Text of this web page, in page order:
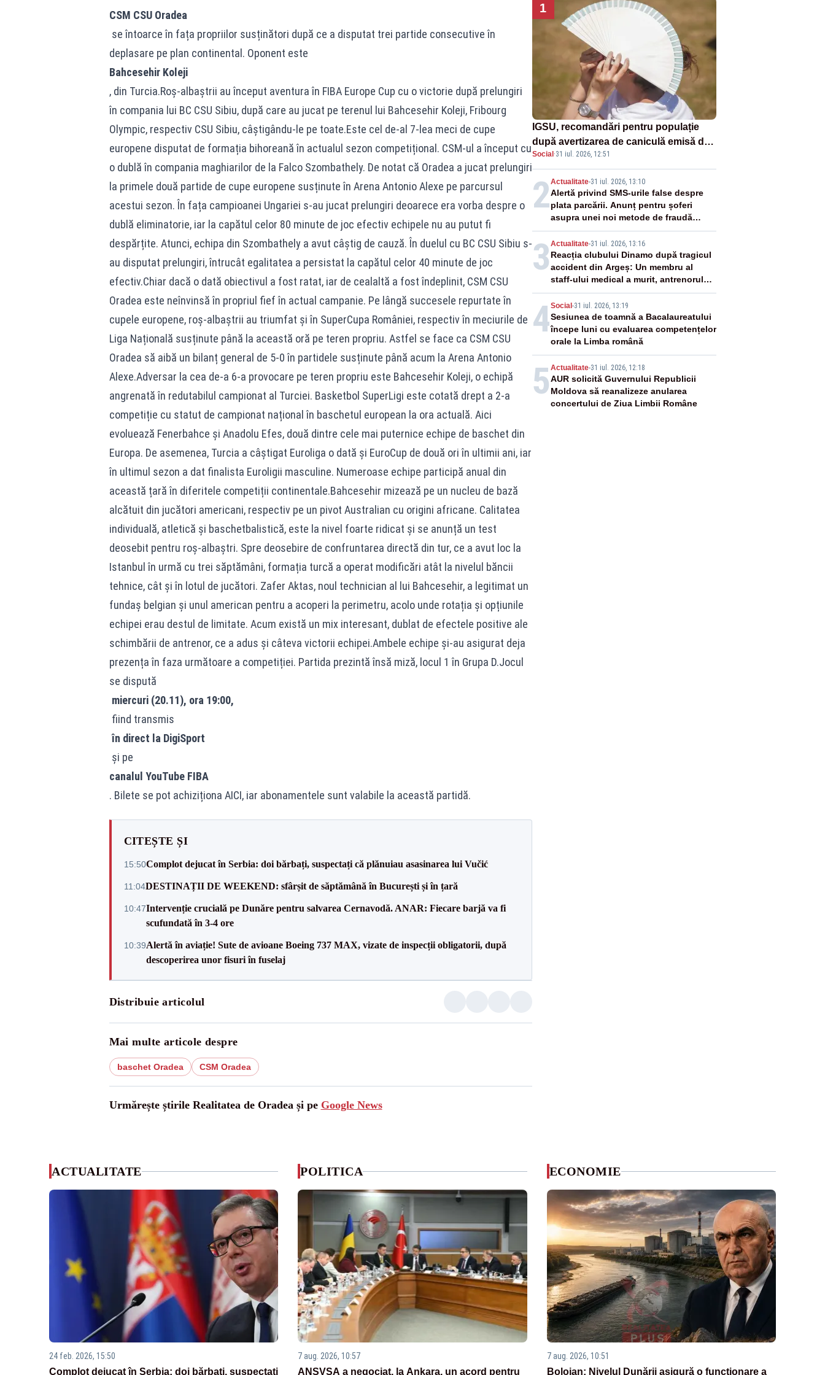
CSM CSU Oradea
se întoarce în fața propriilor susținători după ce a disputat trei partide consecutive în
deplasare pe plan continental. Oponent este
Bahcesehir Koleji
, din Turcia.Roș-albaștrii au început aventura în FIBA Europe Cup cu o victorie după prelungiri
în compania lui BC CSU Sibiu, după care au jucat pe terenul lui Bahcesehir Koleji, Fribourg
Olympic, respectiv CSU Sibiu, câștigându-le pe toate.Este cel de-al 7-lea meci de cupe
europene disputat de formația bihoreană în actualul sezon competițional. CSM-ul a început cu
o dublă în compania maghiarilor de la Falco Szombathely. De notat că Oradea a jucat prelungiri
la primele două partide de cupe europene susținute în Arena Antonio Alexe pe parcursul
acestui sezon. În fața campioanei Ungariei s-au jucat prelungiri deoarece era vorba despre o
dublă eliminatorie, iar la capătul celor 80 minute de joc efectiv echipele nu au putut fi
despărțite. Atunci, echipa din Szombathely a avut câștig de cauză. În duelul cu BC CSU Sibiu s-
au disputat prelungiri, întrucât egalitatea a persistat la capătul celor 40 minute de joc
efectiv.Chiar dacă o dată obiectivul a fost ratat, iar de cealaltă a fost îndeplinit, CSM CSU
Oradea este neînvinsă în propriul fief în actual campanie. Pe lângă succesele repurtate în
cupele europene, roș-albaștrii au triumfat și în SuperCupa României, respectiv în meciurile de
Liga Națională susținute până la această oră pe teren propriu. Astfel se face ca CSM CSU
Oradea să aibă un bilanț general de 5-0 în partidele susținute până acum la Arena Antonio
Alexe.Adversar la cea de-a 6-a provocare pe teren propriu este Bahcesehir Koleji, o echipă
angrenată în redutabilul campionat al Turciei. Basketbol SuperLigi este cotată drept a 2-a
competiție cu statut de campionat național în baschetul european la ora actuală. Aici
evoluează Fenerbahce și Anadolu Efes, două dintre cele mai puternice echipe de baschet din
Europa. De asemenea, Turcia a câștigat Euroliga o dată și EuroCup de două ori în ultimii ani, iar
în ultimul sezon a dat finalista Euroligii masculine. Numeroase echipe participă anual din
această țară în diferitele competiții continentale.Bahcesehir mizează pe un nucleu de bază
alcătuit din jucători americani, respectiv pe un pivot Australian cu origini africane. Calitatea
individuală, atletică și baschetbalistică, este la nivel foarte ridicat și se anunță un test
deosebit pentru roș-albaștri. Spre deosebire de confruntarea directă din tur, ce a avut loc la
Istanbul în urmă cu trei săptămâni, formația turcă a operat modificări atât la nivelul băncii
tehnice, cât și în lotul de jucători. Zafer Aktas, noul technician al lui Bahcesehir, a legitimat un
fundaș belgian și unul american pentru a acoperi la perimetru, acolo unde rotația și opțiunile
echipei erau destul de limitate. Acum există un mix interesant, dublat de efectele positive ale
schimbării de antrenor, ce a adus și câteva victorii echipei.Ambele echipe și-au asigurat deja
prezența în faza următoare a competiției. Partida prezintă însă miză, locul 1 în Grupa D.Jocul
se dispută
miercuri (20.11), ora 19:00,
fiind transmis
în direct la DigiSport
și pe
canalul YouTube FIBA
. Bilete se pot achiziționa AICI, iar abonamentele sunt valabile la această partidă.
CITEȘTE ȘI
15:50Complot dejucat în Serbia: doi bărbați, suspectați că plănuiau asasinarea lui Vučić
11:04DESTINAȚII DE WEEKEND: sfârșit de săptămână în București și în țară
10:47Intervenție crucială pe Dunăre pentru salvarea Cernavodă. ANAR: Fiecare barjă va fi
scufundată în 3-4 ore
10:39Alertă în aviație! Sute de avioane Boeing 737 MAX, vizate de inspecții obligatorii, după
descoperirea unor fisuri în fuselaj
Distribuie articolul
Mai multe articole despre
baschet Oradea CSM Oradea
Urmărește știrile Realitatea de Oradea și pe Google News
1
IGSU, recomandări pentru populație
după avertizarea de caniculă emisă de
meteorologi
Social ·31 iul. 2026, 12:51
2Actualitate-31 iul. 2026, 13:10
Alertă privind SMS-urile false despre
plata parcării. Anunț pentru șoferi
asupra unei noi metode de fraudă
online
3 Actualitate-31 iul. 2026, 13:16
Reacția clubului Dinamo după tragicul
accident din Argeș: Un membru al
staff-ului medical a murit, antrenorul
Adrian Ropotan este în spital
4Social -31 iul. 2026, 13:19
Sesiunea de toamnă a Bacalaureatului
începe luni cu evaluarea competențelor
orale la Limba română
5 Actualitate-31 iul. 2026, 12:18
AUR solicită Guvernului Republicii
Moldova să reanalizeze anularea
concertului de Ziua Limbii Române
ACTUALITATE
24 feb. 2026, 15:50
Complot dejucat în Serbia: doi bărbați, suspectați
POLITICA
7 aug. 2026, 10:57
ANSVSA a negociat, la Ankara, un acord pentru
ECONOMIE
7 aug. 2026, 10:51
Bolojan: Nivelul Dunării asigură o funcționare a